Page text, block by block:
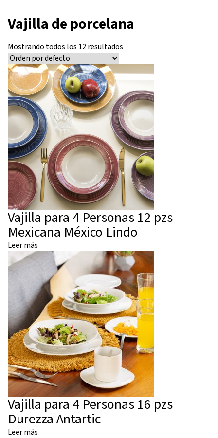
Vajilla de porcelana
Mostrando todos los 12 resultados
Vajilla para 4 Personas 12 pzs
Mexicana México Lindo
Leer más
Vajilla para 4 Personas 16 pzs
Durezza Antartic
Leer más